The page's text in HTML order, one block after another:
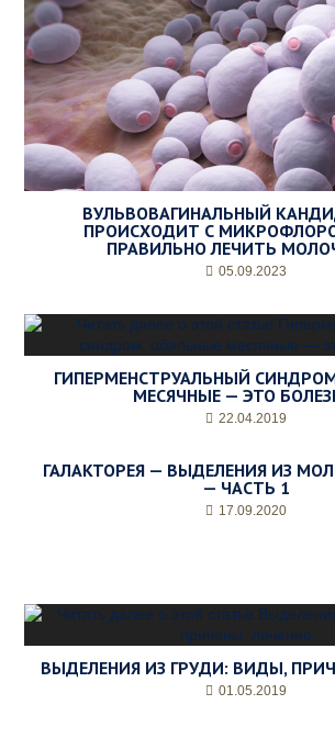
ВУЛЬВОВАГИНАЛЬНЫЙ
ПРОИСХОДИТ С
ПРАВИЛЬНО ЛЕЧИТЬ
05.09.2023
ГИПЕРМЕНСТРУАЛЬНЫЙ
МЕСЯЧНЫЕ — ЭТО
22.04.2019
ГАЛАКТОРЕЯ — ВЫДЕЛЕНИЯ ИЗ
— ЧАСТЬ 1
17.09.2020
ВЫДЕЛЕНИЯ ИЗ ГРУДИ: ВИДЫ,
01.05.2019